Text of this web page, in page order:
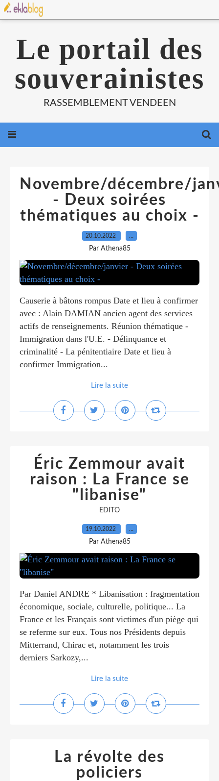
Le portail des
souverainistes
RASSEMBLEMENT VENDEEN
Novembre/décembre/
- Deux soirées
thématiques au choix -
20.10.2022 …
Par Athena85
Causerie à bâtons rompus Date et lieu à confirmer
avec : Alain DAMIAN ancien agent des services
actifs de renseignements. Réunion thématique -
Immigration dans l'U.E. - Délinquance et
criminalité - La pénitentiaire Date et lieu à
confirmer Immigration...
Lire la suite
Éric Zemmour avait
raison : La France se
"libanise"
EDITO
19.10.2022 …
Par Athena85
Par Daniel ANDRE * Libanisation : fragmentation
économique, sociale, culturelle, politique... La
France et les Français sont victimes d'un piège qui
se referme sur eux. Tous nos Présidents depuis
Mitterrand, Chirac et, notamment les trois
derniers Sarkozy,...
Lire la suite
La révolte des
policiers